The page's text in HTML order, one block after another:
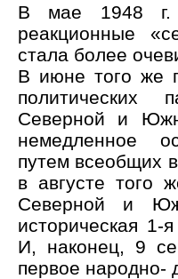
В мае 1948 г.
реакционные
стала более
В июне того же
политических
Северной и
немедленное
путем всеобщих
в августе того
Северной и
историческая 1-
И, наконец, 9
первое народно-